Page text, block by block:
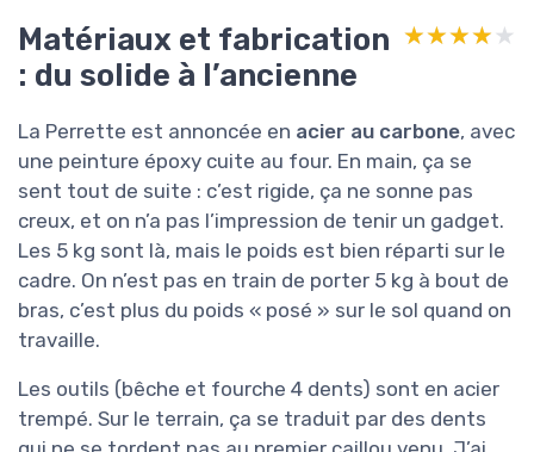
Matériaux et fabrication
: du solide à l’ancienne
★★★★★
★★★★★
La Perrette est annoncée en acier au carbone, avec
une peinture époxy cuite au four. En main, ça se
sent tout de suite : c’est rigide, ça ne sonne pas
creux, et on n’a pas l’impression de tenir un gadget.
Les 5 kg sont là, mais le poids est bien réparti sur le
cadre. On n’est pas en train de porter 5 kg à bout de
bras, c’est plus du poids « posé » sur le sol quand on
travaille.
Les outils (bêche et fourche 4 dents) sont en acier
trempé. Sur le terrain, ça se traduit par des dents